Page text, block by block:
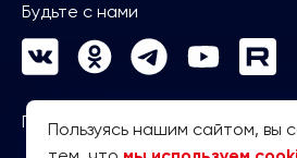
Будьте с нами
Политика конфиденциальности
Пользуясь нашим сайтом, вы